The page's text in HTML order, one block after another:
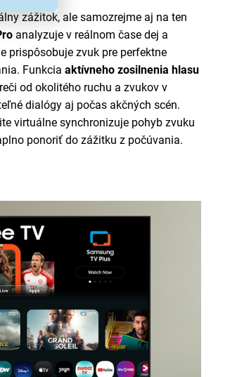
zážitok, ale samozrejme aj na ten
analyzuje v reálnom čase dej a
prispôsobuje zvuk pre perfektne
Funkcia aktívneho zosilnenia hlasu
od okolitého ruchu a zvukov v
dialógy aj počas akčných scén.
virtuálne synchronizuje pohyb zvuku
ponoriť do zážitku z počúvania.